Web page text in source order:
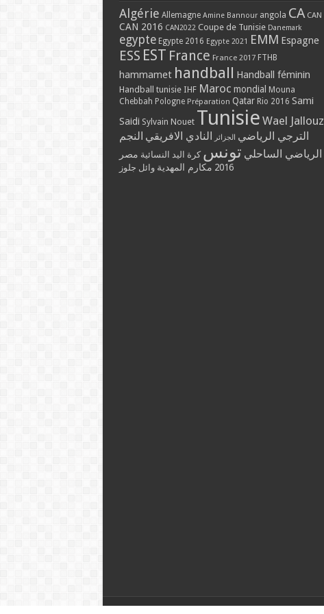
Algérie Allemagne Amine Bannour angola CA CAN
CAN 2016 CAN2022 Coupe de Tunisie Danemark
egypte Egypte 2016 Egypte 2021 EMM Espagne
ESS EST France France 2017 FTHB
hammamet handball Handball féminin
Handball tunisie IHF Maroc mondial Mouna
Chebbah Pologne Préparation Qatar Rio 2016 Sami
Saidi Sylvain Nouet Tunisie Wael Jallouz
الترجي الرياضي الجزائر النادي الافريقي النجم
الرياضي الساحلي تونس كرة اليد النسائية مصر
2016 مكارم المهدية وائل جلوز